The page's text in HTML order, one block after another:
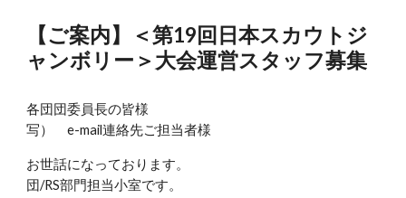
【ご案内】＜第19回日本スカウトジ
ャンボリー＞大会運営スタッフ募集
各団団委員長の皆様
写） e-mail連絡先ご担当者様
お世話になっております。
団/RS部門担当小室です。